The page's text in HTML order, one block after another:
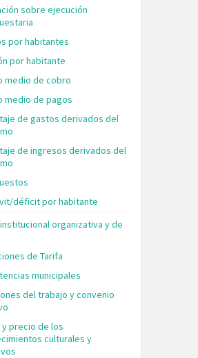
sobre ejecución
por habitantes
por habitante
medio de cobro
medio de pagos
de gastos derivados del
de ingresos derivados del
déficit por habitante
organizativa y de
de Tarifa
municipales
del trabajo y convenio
y precio de los
culturales y